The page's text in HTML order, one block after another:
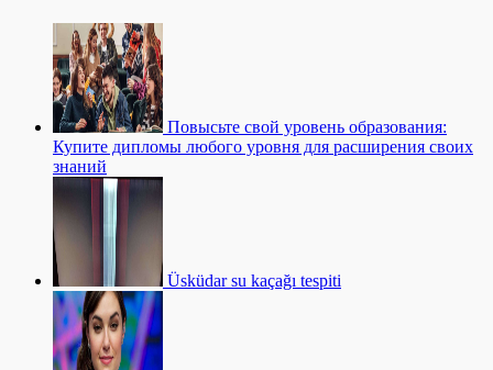
Повысьте свой уровень образования:
Купите дипломы любого уровня для расширения своих
знаний
Üsküdar su kaçağı tespiti